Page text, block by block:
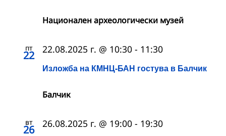
Национален археологически музей
пт
22
Изложба на КМНЦ-БАН гостува в Балчик
22.08.2025 г. @ 10:30 - 11:30
Балчик
вт
26 26.08.2025 г. @ 19:00 - 19:30